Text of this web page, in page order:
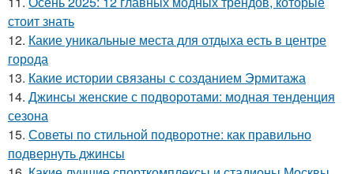
стоит знать
12. Какие уникальные места для отдыха есть в центре
города
13. Какие истории связаны с созданием Эрмитажа
14. Джинсы женские с подворотами: модная тенденция
сезона
15. Советы по стильной подворотне: как правильно
подвернуть джинсы